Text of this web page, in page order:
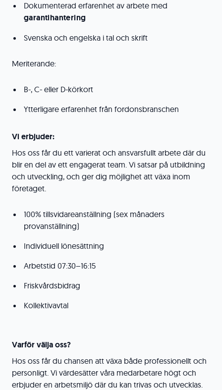
Dokumenterad erfarenhet av arbete med
garantihantering
Svenska och engelska i tal och skrift
Meriterande:
B-, C- eller D-körkort
Ytterligare erfarenhet från fordonsbranschen
Vi erbjuder:
Hos oss får du ett varierat och ansvarsfullt arbete där du
blir en del av ett engagerat team. Vi satsar på utbildning
och utveckling, och ger dig möjlighet att växa inom
företaget.
100% tillsvidareanställning (sex månaders
provanställning)
Individuell lönesättning
Arbetstid 07:30–16:15
Friskvårdsbidrag
Kollektivavtal
Varför välja oss?
Hos oss får du chansen att växa både professionellt och
personligt. Vi värdesätter våra medarbetare högt och
erbjuder en arbetsmiljö där du kan trivas och utvecklas.